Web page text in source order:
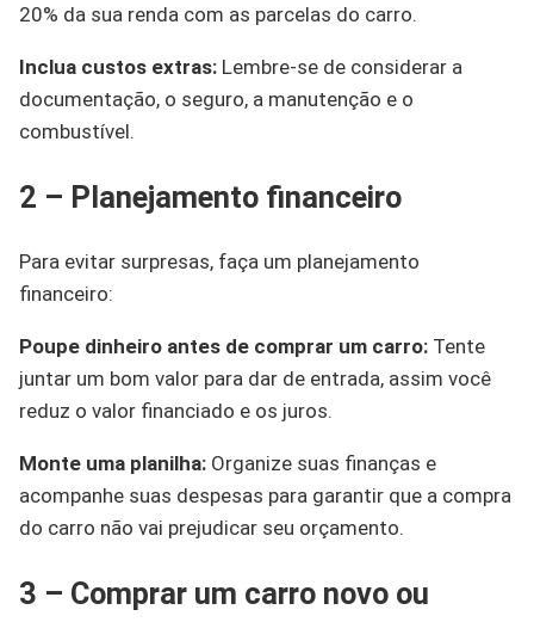
20% da sua renda com as parcelas do carro.
Inclua custos extras: Lembre-se de considerar a
documentação, o seguro, a manutenção e o
combustível.
2 – Planejamento financeiro
Para evitar surpresas, faça um planejamento
financeiro:
Poupe dinheiro antes de comprar um carro: Tente
juntar um bom valor para dar de entrada, assim você
reduz o valor financiado e os juros.
Monte uma planilha: Organize suas finanças e
acompanhe suas despesas para garantir que a compra
do carro não vai prejudicar seu orçamento.
3 – Comprar um carro novo ou